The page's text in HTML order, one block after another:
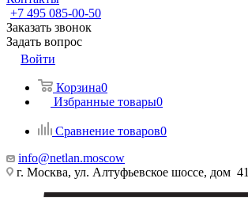
+7 495 085-00-50
Заказать звонок
Задать вопрос
Войти
Корзина0
Избранные товары0
Сравнение товаров0
info@netlan.moscow
г. Москва, ул. Алтуфьевское шоссе, дом 41